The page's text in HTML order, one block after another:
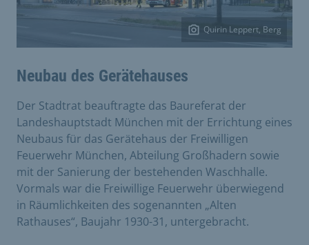
Quirin Leppert, Berg
Neubau des Gerätehauses
Der Stadtrat beauftragte das Baureferat der
Landeshauptstadt München mit der Errichtung eines
Neubaus für das Gerätehaus der Freiwilligen
Feuerwehr München, Abteilung Großhadern sowie
mit der Sanierung der bestehenden Waschhalle.
Vormals war die Freiwillige Feuerwehr überwiegend
in Räumlichkeiten des sogenannten „Alten
Rathauses“, Baujahr 1930-31, untergebracht.